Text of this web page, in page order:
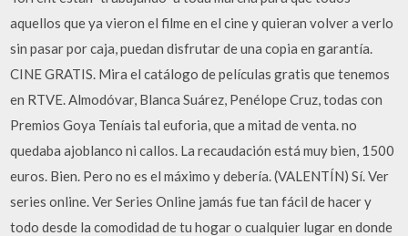
aquellos que ya vieron el filme en el cine y quieran volver a verlo
sin pasar por caja, puedan disfrutar de una copia en garantía.
CINE GRATIS. Mira el catálogo de películas gratis que tenemos
en RTVE. Almodóvar, Blanca Suárez, Penélope Cruz, todas con
Premios Goya Teníais tal euforia, que a mitad de venta. no
quedaba ajoblanco ni callos. La recaudación está muy bien, 1500
euros. Bien. Pero no es el máximo y debería. (VALENTÍN) Sí. Ver
series online. Ver Series Online jamás fue tan fácil de hacer y
todo desde la comodidad de tu hogar o cualquier lugar en donde